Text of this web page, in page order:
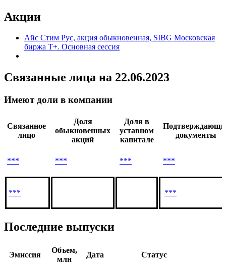
Акции
Айс Стим Рус, акция обыкновенная, SIBG Московская
биржа Т+. Основная сессия
Связанные лица на 22.06.2023
Имеют доли в компании
Связанное
лицо
Доля
обыкновенных
акций
Доля в
уставном
капитале
документы
*** *** *** ***
*** ***
Последние выпуски
Эмиссия
Объем,
млн
Дата
Статус